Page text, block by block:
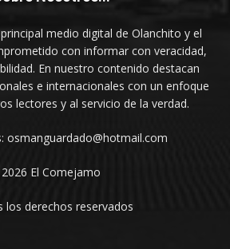
medio digital de Olanchito y el
con informar con veracidad,
En nuestro contenido destacan
e internacionales con un enfoque
lectores y al servicio de la verdad.
osmanguardado@hotmail.com
2026 El Comejamo
los derechos reservados